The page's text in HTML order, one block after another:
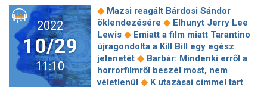
mesélnek medvékkel, rigókkal és
málnaszörppel ◆Shannen Doherty
szívfacsaró videóban mesélt
negyedik stádiumú rákjáról
Rárúgta az ajtót a nyárra A galaxis
őrzői 3, mutatjuk a bevételi adatokat
A boldogsághoz nincs bevált recept –
A mi Pepénk ◆Letiltanák a Thália
darabját a szereposztás miatt
◆
Richard Dreyfuss nekiment az Oscar-
díj új, bugyuta szabályainak ◆ Ők
lesznek a Véletlenül írtam egy
2022
10/29
11:10
◆ Mazsi reagált Bárdosi Sándor
öklendezésére ◆ Elhunyt Jerry Lee
Lewis ◆ Emiatt a film miatt Tarantino
újragondolta a Kill Bill egy egész
jelenetét ◆ Barbár: Mindenki erről a
horrorfilmről beszél most, nem
véletlenül ◆ K utazásai címmel tart